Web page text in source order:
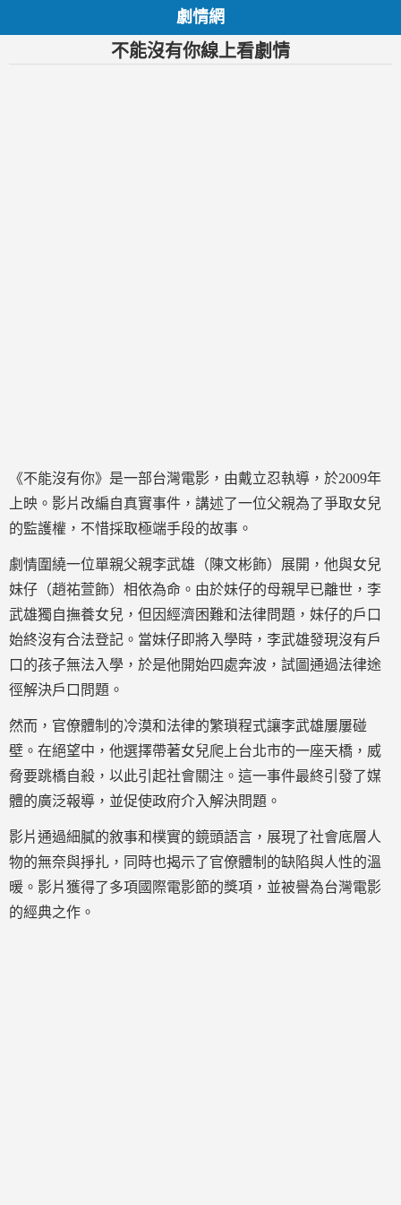
劇情網
不能沒有你線上看劇情
《不能沒有你》是一部台灣電影，由戴立忍執導，於2009年
上映。影片改編自真實事件，講述了一位父親為了爭取女兒
的監護權，不惜採取極端手段的故事。
劇情圍繞一位單親父親李武雄（陳文彬飾）展開，他與女兒
妹仔（趙祐萱飾）相依為命。由於妹仔的母親早已離世，李
武雄獨自撫養女兒，但因經濟困難和法律問題，妹仔的戶口
始終沒有合法登記。當妹仔即將入學時，李武雄發現沒有戶
口的孩子無法入學，於是他開始四處奔波，試圖通過法律途
徑解決戶口問題。
然而，官僚體制的冷漠和法律的繁瑣程式讓李武雄屢屢碰
壁。在絕望中，他選擇帶著女兒爬上台北市的一座天橋，威
脅要跳橋自殺，以此引起社會關注。這一事件最終引發了媒
體的廣泛報導，並促使政府介入解決問題。
影片通過細膩的敘事和樸實的鏡頭語言，展現了社會底層人
物的無奈與掙扎，同時也揭示了官僚體制的缺陷與人性的溫
暖。影片獲得了多項國際電影節的獎項，並被譽為台灣電影
的經典之作。